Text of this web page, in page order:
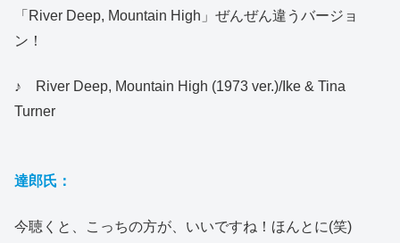
「River Deep, Mountain High」ぜんぜん違うバージョ
ン！
♪ River Deep, Mountain High (1973 ver.)/Ike & Tina
Turner
達郎氏：
今聴くと、こっちの方が、いいですね！ほんとに(笑)